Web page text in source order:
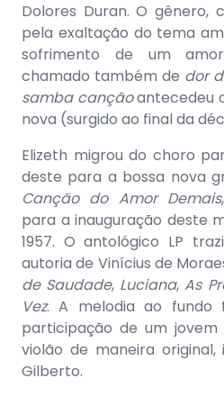
Dolores Duran. O gênero,
pela exaltação do tema
sofrimento de um
chamado também de dor
samba cançãoantecedeu
nova (surgido ao final da
Elizeth migrou do choro
deste para a bossa nova
Canção do Amor Demais,
para a inauguração deste
1957. O antológico LP
autoria de Vinícius de
de Saudade, Luciana,As
Vez. A melodia ao fundo
participação de um
violão de maneira
Gilberto.